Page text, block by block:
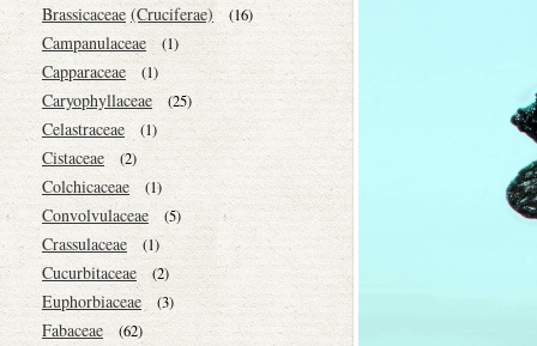
Brassicaceae (Cruciferae) (16)
Campanulaceae (1)
Capparaceae (1)
Caryophyllaceae (25)
Celastraceae (1)
Cistaceae (2)
Colchicaceae (1)
Convolvulaceae (5)
Crassulaceae (1)
Cucurbitaceae (2)
Euphorbiaceae (3)
Fabaceae (62)